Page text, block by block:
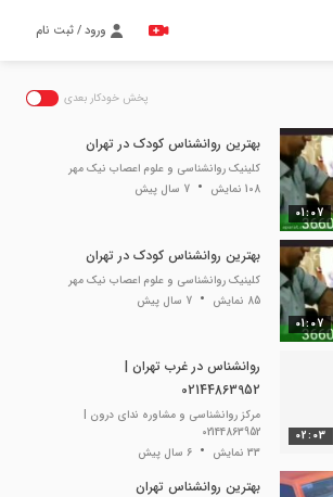
ورود / ثبت نام
پخش خودکار بعدی
01:07
بهترین روانشناس کودک در تهران
کلینیک روانشناسی و علوم اعصاب نیک مهر
108 نمایش
7 سال پیش
01:07
بهترین روانشناس کودک در تهران
کلینیک روانشناسی و علوم اعصاب نیک مهر
85 نمایش
7 سال پیش
02:03
روانشناس در غرب تهران |
02144863952
مرکز روانشناسی و مشاوره ندای درون |
02144863952
33 نمایش
6 سال پیش
بهترین روانشناس تهران